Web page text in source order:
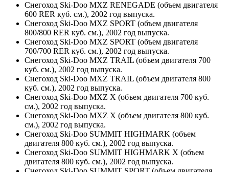
Снегоход Ski-Doo MXZ RENEGADE (объем двигателя
600 RER куб. см.), 2002 год выпуска.
Снегоход Ski-Doo MXZ SPORT (объем двигателя
800/800 RER куб. см.), 2002 год выпуска.
Снегоход Ski-Doo MXZ SPORT (объем двигателя
700/700 RER куб. см.), 2002 год выпуска.
Снегоход Ski-Doo MXZ TRAIL (объем двигателя 700
куб. см.), 2002 год выпуска.
Снегоход Ski-Doo MXZ TRAIL (объем двигателя 800
куб. см.), 2002 год выпуска.
Снегоход Ski-Doo MXZ X (объем двигателя 700 куб.
см.), 2002 год выпуска.
Снегоход Ski-Doo MXZ X (объем двигателя 800 куб.
см.), 2002 год выпуска.
Снегоход Ski-Doo SUMMIT HIGHMARK (объем
двигателя 800 куб. см.), 2002 год выпуска.
Снегоход Ski-Doo SUMMIT HIGHMARK X (объем
двигателя 800 куб. см.), 2002 год выпуска.